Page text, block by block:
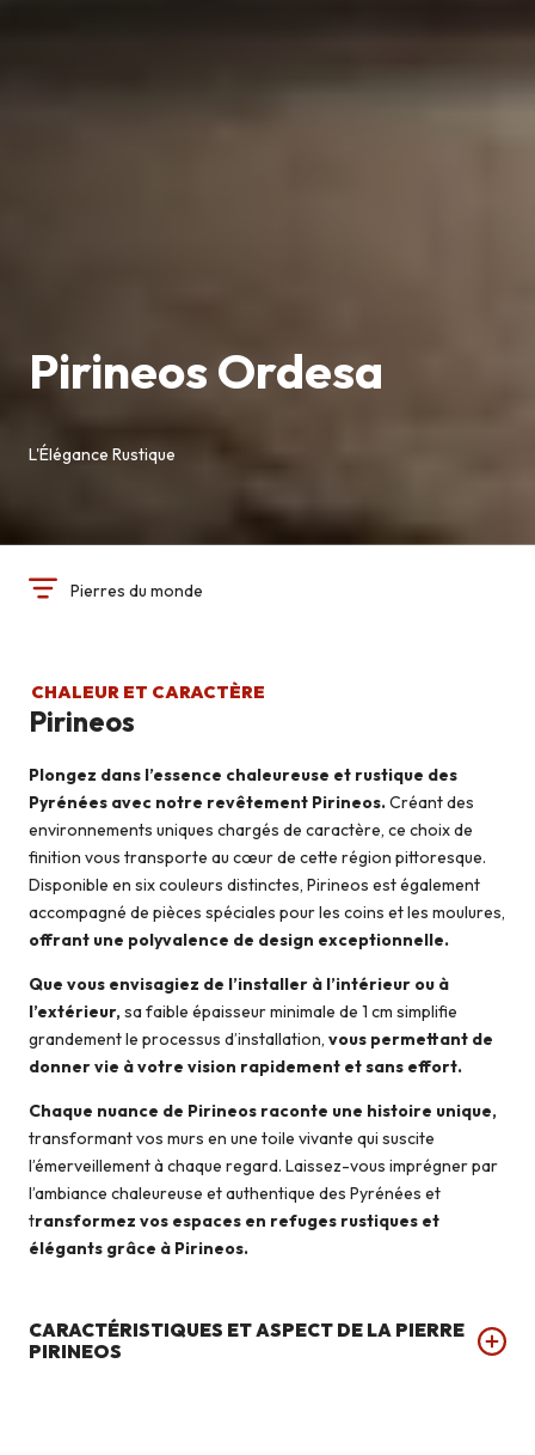
Pirineos Ordesa
L'Élégance Rustique
Pierres du monde
CHALEUR ET CARACTÈRE
Pirineos
Plongez dans l’essence chaleureuse et rustique des
Pyrénées avec notre revêtement Pirineos.Créant des
environnements uniques chargés de caractère, ce choix de
finition vous transporte au cœur de cette région pittoresque.
Disponible en six couleurs distinctes, Pirineos est également
accompagné de pièces spéciales pour les coins et les moulures,
offrant une polyvalence de design exceptionnelle.
Que vous envisagiez de l’installer à l’intérieur ou à
l’extérieur,sa faible épaisseur minimale de 1 cm simplifie
grandement le processus d’installation, vous permettant de
donner vie à votre vision rapidement et sans effort.
Chaque nuance de Pirineos raconte une histoire unique,
transformant vos murs en une toile vivante qui suscite
l’émerveillement à chaque regard. Laissez-vous imprégner par
l’ambiance chaleureuse et authentique des Pyrénées et
transformez vos espaces en refuges rustiques et
élégants grâce à Pirineos.
CARACTÉRISTIQUES ET ASPECT DE LA PIERRE
PIRINEOS